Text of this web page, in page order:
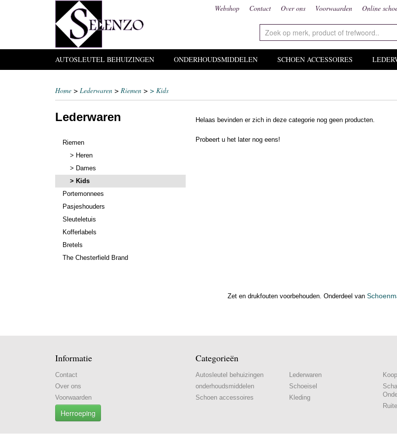
Webshop Contact Over ons Voorwaarden Online
AUTOSLEUTEL BEHUIZINGEN ONDERHOUDSMIDDELEN SCHOEN ACCESSOIRES
Home > Lederwaren > Riemen > > Kids
Lederwaren
Riemen
> Heren
> Dames
> Kids
Portemonnees
Pasjeshouders
Sleuteletuis
Kofferlabels
Bretels
The Chesterfield Brand
Helaas bevinden er zich in deze categorie nog geen producten.
Probeert u het later nog eens!
Zet en drukfouten voorbehouden. Onderdeel van
Informatie
Contact
Over ons
Voorwaarden
Herroeping
Categorieën
Autosleutel behuizingen
onderhoudsmiddelen
Schoen accessoires
Lederwaren
Schoeisel
Kleding